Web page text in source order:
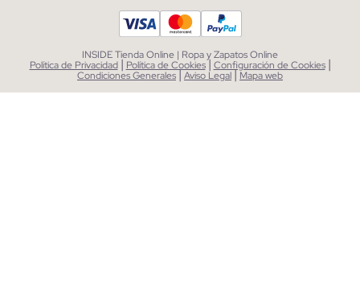
INSIDE Tienda Online | Ropa y Zapatos Online
Política de Privacidad | Política de Cookies| Configuración de Cookies |
Condiciones Generales|Aviso Legal| Mapa web